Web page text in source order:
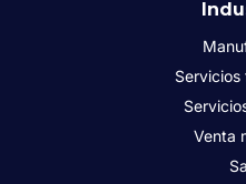
Servicios
Venta